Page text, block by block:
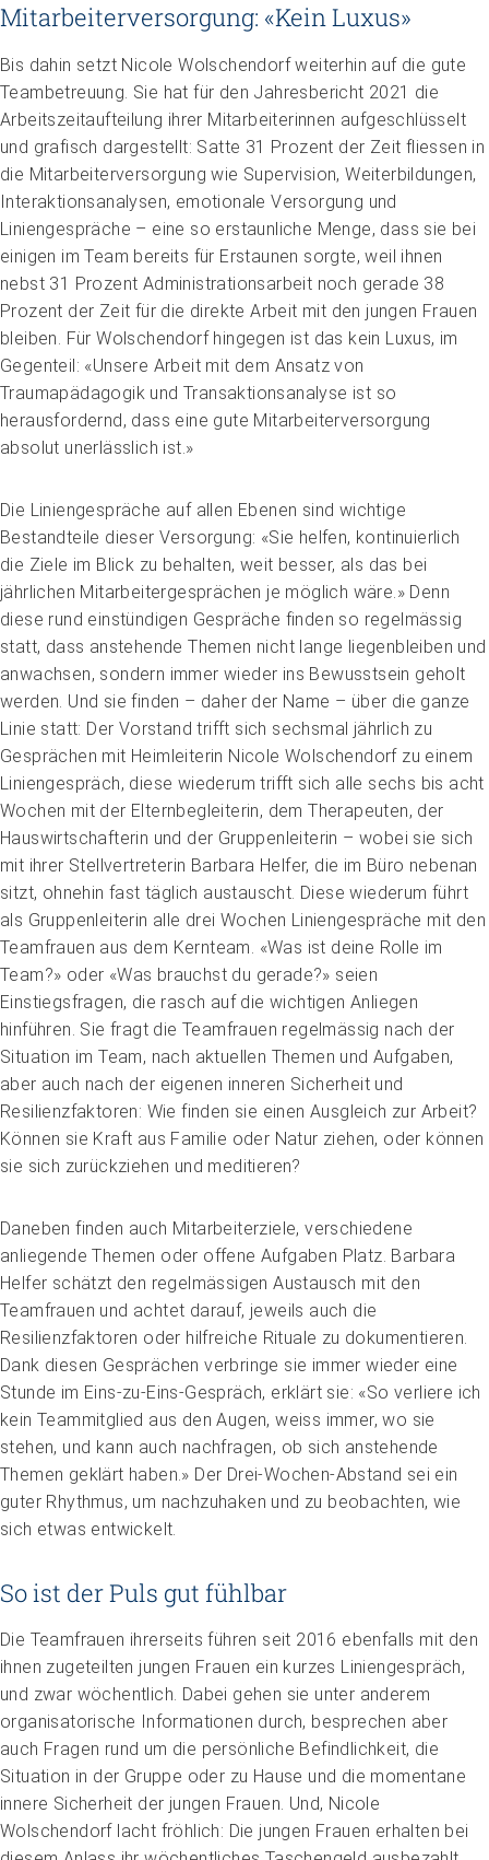
Mitarbeiterversorgung: «Kein Luxus»
Bis dahin setzt Nicole Wolschendorf weiterhin auf die gute
Teambetreuung. Sie hat für den Jahresbericht 2021 die
Arbeitszeitaufteilung ihrer Mitarbeiterinnen aufgeschlüsselt
und grafisch dargestellt: Satte 31 Prozent der Zeit fliessen in
die Mitarbeiterversorgung wie Supervision, Weiterbildungen,
Interaktionsanalysen, emotionale Versorgung und
Liniengespräche – eine so erstaunliche Menge, dass sie bei
einigen im Team bereits für Erstaunen sorgte, weil ihnen
nebst 31 Prozent Administrationsarbeit noch gerade 38
Prozent der Zeit für die direkte Arbeit mit den jungen Frauen
bleiben. Für Wolschendorf hingegen ist das kein Luxus, im
Gegenteil: «Unsere Arbeit mit dem Ansatz von
Traumapädagogik und Transaktionsanalyse ist so
herausfordernd, dass eine gute Mitarbeiterversorgung
absolut unerlässlich ist.»
Die Liniengespräche auf allen Ebenen sind wichtige
Bestandteile dieser Versorgung: «Sie helfen, kontinuierlich
die Ziele im Blick zu behalten, weit besser, als das bei
jährlichen Mitarbeitergesprächen je möglich wäre.» Denn
diese rund einstündigen Gespräche finden so regelmässig
statt, dass anstehende Themen nicht lange liegenbleiben und
anwachsen, sondern immer wieder ins Bewusstsein geholt
werden. Und sie finden – daher der Name – über die ganze
Linie statt: Der Vorstand trifft sich sechsmal jährlich zu
Gesprächen mit Heimleiterin Nicole Wolschendorf zu einem
Liniengespräch, diese wiederum trifft sich alle sechs bis acht
Wochen mit der Elternbegleiterin, dem Therapeuten, der
Hauswirtschafterin und der Gruppenleiterin – wobei sie sich
mit ihrer Stellvertreterin Barbara Helfer, die im Büro nebenan
sitzt, ohnehin fast täglich austauscht. Diese wiederum führt
als Gruppenleiterin alle drei Wochen Liniengespräche mit den
Teamfrauen aus dem Kernteam. «Was ist deine ­Rolle im
Team?» oder «Was brauchst du gerade?» seien
Einstiegsfragen, die rasch auf die wichtigen Anliegen
hinführen. Sie fragt die Teamfrauen regelmässig nach der
Situation im Team, nach aktuellen Themen und Aufgaben,
aber auch nach der eigenen inneren Sicherheit und
Resilienzfaktoren: Wie finden sie einen Ausgleich zur Arbeit?
Können sie Kraft aus Familie oder Natur ziehen, oder können
sie sich zurückziehen und meditieren?
Daneben finden auch Mitarbeiterziele, verschiedene
anliegende Themen oder offene Aufgaben Platz. Barbara
Helfer schätzt den regelmässigen Austausch mit den
Teamfrauen und achtet darauf, jeweils auch die
Resilienzfaktoren oder hilfreiche Rituale zu dokumentieren.
Dank diesen Gesprächen verbringe sie immer wieder eine
Stunde im Eins-zu-Eins-Gespräch, erklärt sie: «So verliere ich
kein Teammitglied aus den Augen, weiss immer, wo sie
stehen, und kann auch nachfragen, ob sich anstehende
Themen geklärt haben.» Der Drei-Wochen-Abstand sei ein
guter Rhythmus, um nachzuhaken und zu beobachten, wie
sich etwas entwickelt.
So ist der Puls gut fühlbar
Die Teamfrauen ihrerseits führen seit 2016 ebenfalls mit den
ihnen zugeteilten jungen Frauen ein kurzes Liniengespräch,
und zwar wöchentlich. Dabei gehen sie unter anderem
organisatorische Informationen durch, besprechen aber
auch Fragen rund um die persönliche Befindlichkeit, die
Situation in der Gruppe oder zu Hause und die momentane
innere Sicherheit der jungen Frauen. Und, Nicole
Wolschendorf lacht fröhlich: Die jungen Frauen erhalten bei